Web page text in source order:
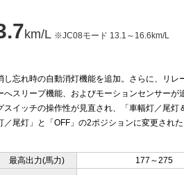
km/L ※JC08モード 13.1～16.6km/L
し忘れ時の自動消灯機能を追加。さらに、リレ
へスリープ機能、およびモーションセンサーが
スイッチの操作性が見直され、「車幅灯／尾灯
尾灯」と「OFF」の2ポジションに変更された
最高出力(馬力)
177～275